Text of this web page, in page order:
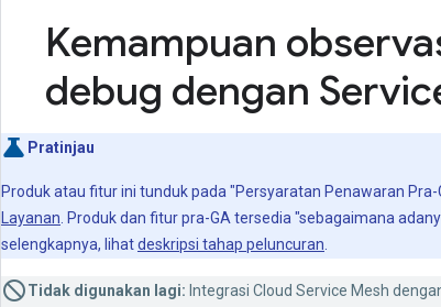
Kemampuan
debug dengan
Pratinjau
Produk atau fitur ini tunduk pada "Persyaratan Penawaran
Layanan . Produk dan fitur pra-GA tersedia "sebagaimana
selengkapnya, lihatdeskripsi tahap peluncuran
Tidak digunakan lagi: Integrasi Cloud Service Mesh